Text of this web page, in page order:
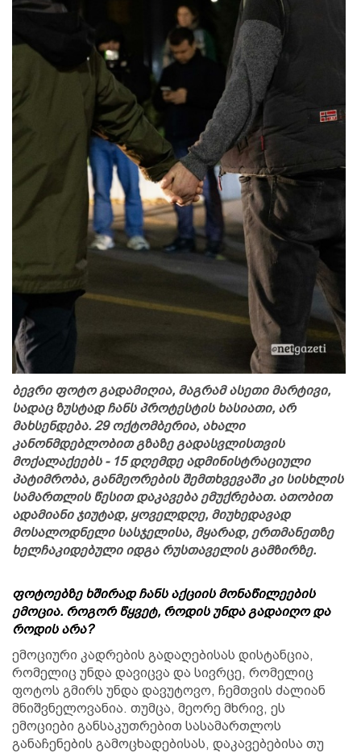
ბევრი ფოტო გადამიღია, მაგრამ ასეთი მარტივი,
სადაც ზუსტად ჩანს პროტესტის ხასიათი, არ
მახსენდება. 29 ოქტომბერია, ახალი
კანონმდებლობით გზაზე გადასვლისთვის
მოქალაქეებს - 15 დღემდე ადმინისტრაციული
პატიმრობა, განმეორების შემთხვევაში კი სისხლის
სამართლის წესით დაკავება ემუქრებათ. ათობით
ადამიანი ჯიუტად, ყოველდღე, მიუხედავად
მოსალოდნელი სასჯელისა, მყარად, ერთმანეთზე
ხელჩაკიდებული იდგა რუსთაველის გამზირზე.
ფოტოებზე ხშირად ჩანს აქციის მონაწილეების
ემოცია. როგორ წყვეტ, როდის უნდა გადაიღო და
როდის არა?
ემოციური კადრების გადაღებისას დისტანცია,
რომელიც უნდა დავიცვა და სივრცე, რომელიც
ფოტოს გმირს უნდა დავუტოვო, ჩემთვის ძალიან
მნიშვნელოვანია. თუმცა, მეორე მხრივ, ეს
ემოციები განსაკუთრებით სასამართლოს
განაჩენების გამოცხადებისას, დაკავებებისა თუ